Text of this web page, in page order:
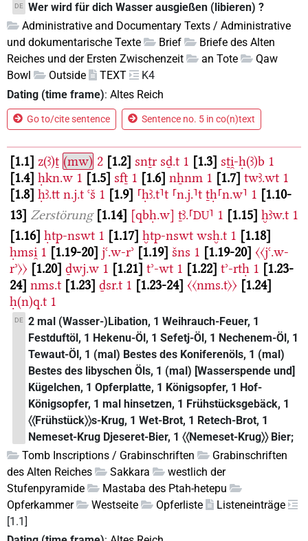
DE Wer wird für dich Wasser ausgießen (libieren) ?
Administrative and Documentary Texts / Administrative
und dokumentarische Texte
Brief
Briefe des Alten
Reiches und der Ersten Zwischenzeit
an Tote
Qaw
Bowl
Outside TEXT
K4
Dating (time frame): Altes Reich
Go to/cite sentence Sentence no. 5 in co(n)text
1.1 z(ꜣ)ṯ (mw) 2 1.2 snṯr sḏ.t 1 1.3 sṯi̯-ḥ(ꜣ)b 1
1.4 ḥkn.w 1 1.5 sfṯ 1 1.6 nẖnm 1 1.7 twꜣ.wt 1
1.8 ḥꜣ.tt n.j.t ꜥš 1 1.9 ⸢ḥꜣ.t⸣t ⸢n.j.⸣t ṯḥ⸢n.w⸣ 1 1.10-
13 Zerstörung 1.14 [qbḥ.w] ṯꜣ.⸢DU⸣ 1 1.15 ḫꜣw.t 1
1.16 ḥtp-nswt 1 1.17 ḫtp-nswt wsḫ.t 1 1.18
ḥmsi̯ 1 1.19-20 jꜥ.w-rʾ 1.19 šns 1 1.19-20 〈〈jꜥ.w-
rʾ〉〉 1.20 ḏwj.w 1 1.21 tʾ-wt 1 1.22 tʾ-rtḥ 1 1.23-
24 nms.t 1.23 ḏsr.t 1 1.23-24 〈〈nms.t〉〉 1.24
ḥ(n)q.t 1
DE 2 mal (Wasser-)Libation, 1 Weihrauch-Feuer, 1
Festduftöl, 1 Hekenu-Öl, 1 Sefetj-Öl, 1 Nechenem-Öl, 1
Tewaut-Öl, 1 (mal) Bestes des Koniferenöls, 1 (mal)
Bestes des libyschen Öls, 1 (mal) [Wasserspende und]
Kügelchen, 1 Opferplatte, 1 Königsopfer, 1 Hof-
Königsopfer, 1 mal hinsetzen, 1 Frühstücksgebäck, 1
〈〈Frühstück〉〉s-Krug, 1 Wet-Brot, 1 Retech-Brot, 1
Nemeset-Krug Djeseret-Bier, 1 〈〈Nemeset-Krug〉〉 Bier;
Tomb Inscriptions / Grabinschriften
Grabinschriften
des Alten Reiches
Sakkara
westlich der
Stufenpyramide
Mastaba des Ptah-hetepu
Opferkammer
Westseite Opferliste
Listeneinträge
[1.1]